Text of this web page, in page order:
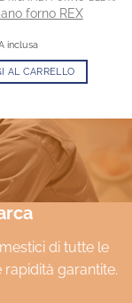
forno REX
inclusa
AL CARRELLO
di tutte le
garantite.